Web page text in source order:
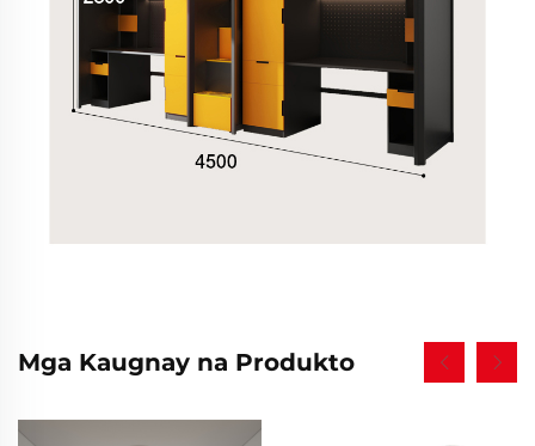
Mga Kaugnay na Produkto